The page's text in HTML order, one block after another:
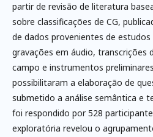
partir de revisão de literatura
sobre classificações de CG,
de dados provenientes de
gravações em áudio, transcrições
campo e instrumentos
possibilitaram a elaboração de
submetido a análise semântica e
foi respondido por 528
exploratória revelou o